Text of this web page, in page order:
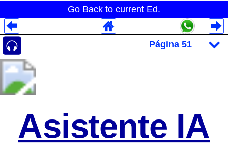
Go Back to current Ed.
Asistente IA
Despliegues Analytics
Despliegues Totales
Despliegues por Rubros